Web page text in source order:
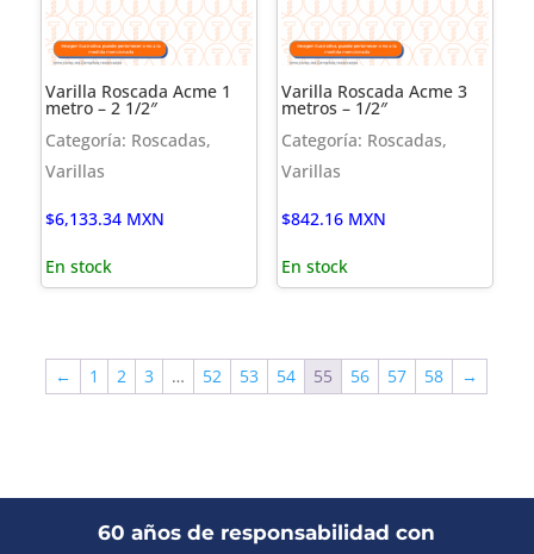
Varilla Roscada Acme 1
metro – 2 1/2″
Categoría: Roscadas,
Varillas
$6,133.34 MXN
En stock
Varilla Roscada Acme 3
metros – 1/2″
Categoría: Roscadas,
Varillas
$842.16 MXN
En stock
← 1 2 3 … 52 53 54 55 56 57 58 →
60 años de responsabilidad con